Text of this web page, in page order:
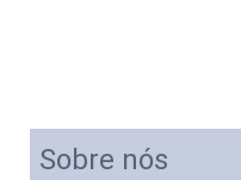
Sobre nós